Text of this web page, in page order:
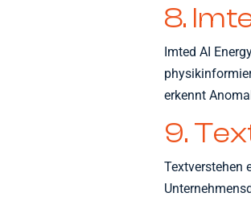
8.
Imted AI
erkennt
9.
Textverstehen